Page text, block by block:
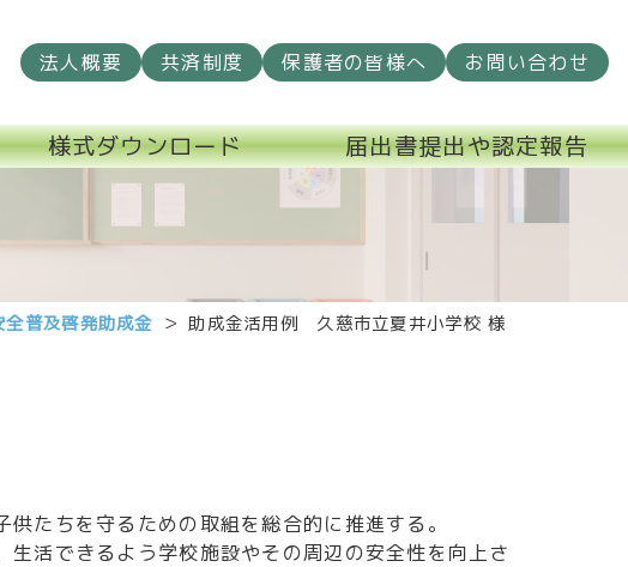
法人概要
共済制度 保護者の皆様へ お問い合わせ
様式ダウンロード 届出書提出や認定報告
全普及啓発助成金 助成金活用例 久慈市立夏井小学校 様
たちを守るための取組を総合的に推進する。
活できるよう学校施設やその周辺の安全性を向上さ